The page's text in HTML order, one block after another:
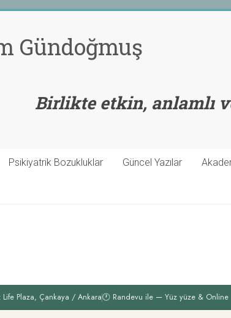
Gündoğmuş
Birlikte etkin, anlamlı
Psikiyatrik Bozukluklar Güncel Yazılar